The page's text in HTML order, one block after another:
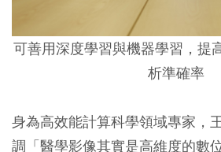
可善用深度學習與機器學習，提
析準確率
身為高效能計算科學領域專家，
調「醫學影像其實是高維度的數